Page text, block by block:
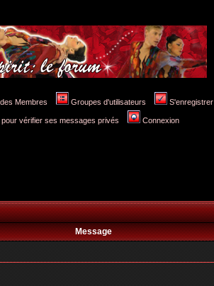
Membres Groupes d'utilisateurs S'enregistrer
vérifier ses messages privés Connexion
Message